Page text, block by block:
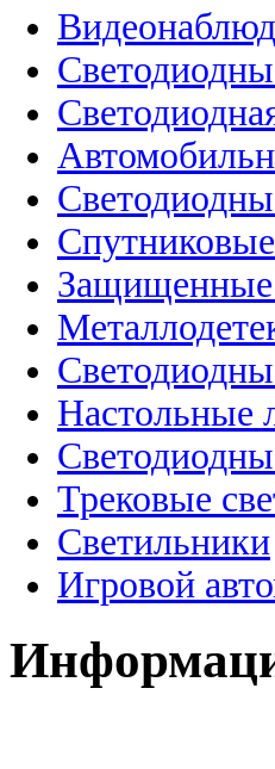
Настольные
Трековые
Светильники
Игровой